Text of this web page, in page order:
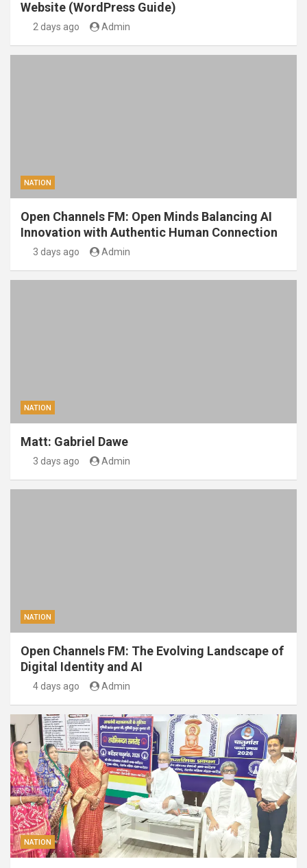
Website (WordPress Guide)
2 days ago Admin
NATION
Open Channels FM: Open Minds Balancing AI
Innovation with Authentic Human Connection
3 days ago Admin
NATION
Matt: Gabriel Dawe
3 days ago Admin
NATION
Open Channels FM: The Evolving Landscape of
Digital Identity and AI
4 days ago Admin
NATION